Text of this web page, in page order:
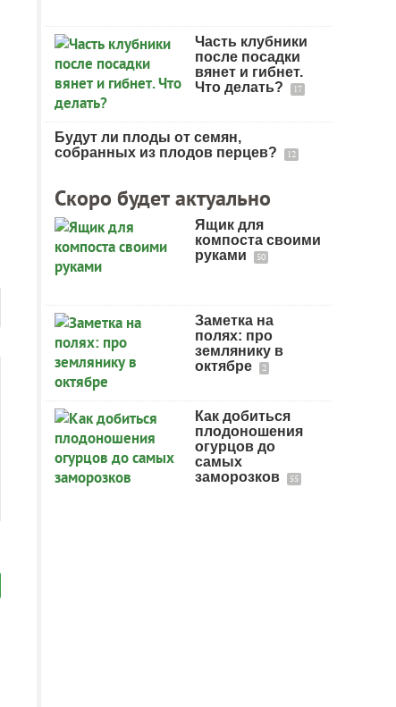
Часть клубники
после посадки
вянет и гибнет.
Что делать?
17
Будут ли плоды от семян,
собранных из плодов перцев?
12
Скоро будет актуально
Ящик для
компоста своими
руками
50
Заметка на
полях: про
землянику в
октябре
2
Как добиться
плодоношения
огурцов до
самых
заморозков
55